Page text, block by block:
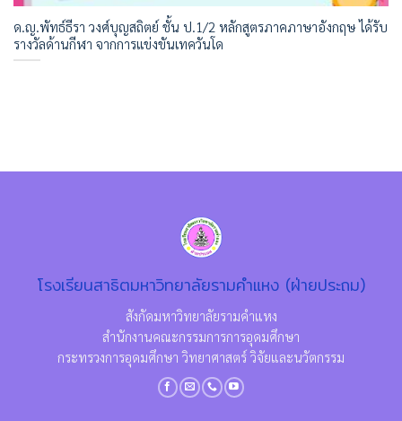
ด.ญ.พัทธ์ธีรา วงศ์บุญสถิตย์ ชั้น ป.1/2 หลักสูตรภาคภาษาอังกฤษ ได้รับ
รางวัลด้านกีฬา จากการแข่งขันเทควันโด
โรงเรียนสาธิตมหาวิทยาลัยรามคำแหง (ฝ่ายประถม)
สังกัดมหาวิทยาลัยรามคำแหง
สำนักงานคณะกรรมการการอุดมศึกษา
กระทรวงการอุดมศึกษา วิทยาศาสตร์ วิจัยและนวัตกรรม